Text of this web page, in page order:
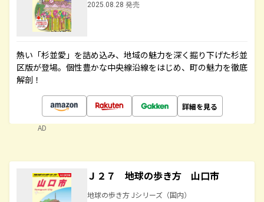
2025.08.28 発売
熱い「杉並愛」を詰め込み、地域の魅力を深く掘り下げた杉並
区版が登場。個性豊かな中央線沿線をはじめ、町の魅力を徹底
解剖！
詳細を見る
AD
Ｊ２７ 地球の歩き方 山口市
地球の歩き方 Jシリーズ（国内）